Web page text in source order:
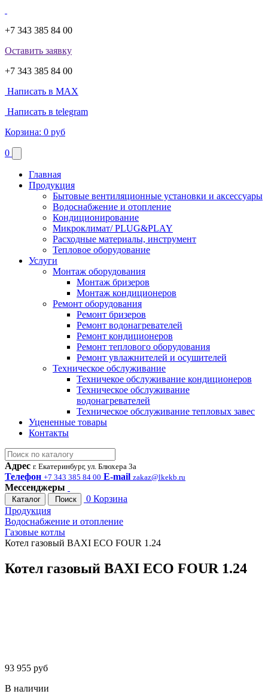
+7 343 385 84 00
Оставить заявку
+7 343 385 84 00
Написать в MAX
Написать в telegram
Корзина: 0 руб
0
Главная
Продукция
Бытовые вентиляционные установки и аксессуары
Водоснабжение и отопление
Кондиционирование
Микроклимат/ PLUG&PLAY
Расходные материалы, инструмент
Тепловое оборудование
Услуги
Монтаж оборудования
Монтаж бризеров
Монтаж кондиционеров
Ремонт оборудования
Ремонт бризеров
Ремонт водонагревателей
Ремонт кондиционеров
Ремонт теплового оборудования
Ремонт увлажнителей и осушителей
Техническое обслуживание
Техничекое обслуживание кондиционеров
Техническое обслуживание
водонагревателей
Техническое обслуживание тепловых завес
Уцененные товары
Контакты
Адрес г. Екатеринбург, ул. Блюхера 3а
Телефон +7 343 385 84 00 E-mail zakaz@lkekb.ru
Мессенджеры
Каталог Поиск 0 Корзина
Продукция
Водоснабжение и отопление
Газовые котлы
Котел газовый BAXI ECO FOUR 1.24
Котел газовый BAXI ECO FOUR 1.24
93 955 руб
В наличии